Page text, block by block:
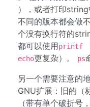
），或者打印string
不同的版本都会做
个没有换行符的
都可以使用printf
echo更复杂）。 ps
另一个需要注意的
GNU扩展：旧的（
（带有单个破折号